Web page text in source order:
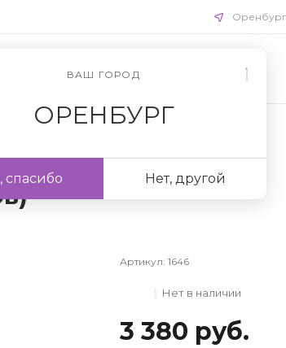
Оренбург
ВАШ ГОРОД
ОРЕНБУРГ
спасибо Нет, другой
Артикул: 1646
Нет в наличии
3 380 руб.